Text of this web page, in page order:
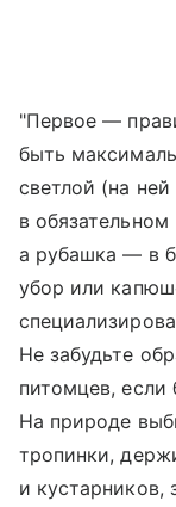
"Первое —
быть
светлой (на
в
а рубашка — в
убор или
Не забудьте
питомцев, если
На природе
тропинки,
и